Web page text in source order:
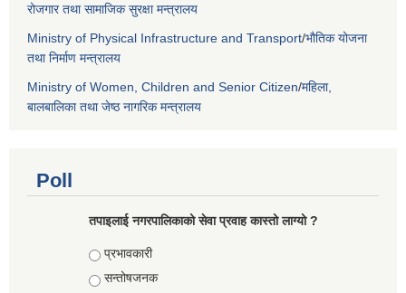
रोजगार तथा सामाजिक सुरक्षा मन्त्रालय
Ministry of Physical Infrastructure and Transport/भौतिक योजना
तथा निर्माण मन्त्रालय
Ministry of Women, Children and Senior Citizen/महिला,
बालबालिका तथा जेष्ठ नागरिक मन्त्रालय
Poll
तपाइलाई नगरपालिकाको सेवा प्रवाह कास्तो लाग्यो ?
Choices
प्रभावकारी
सन्तोषजनक